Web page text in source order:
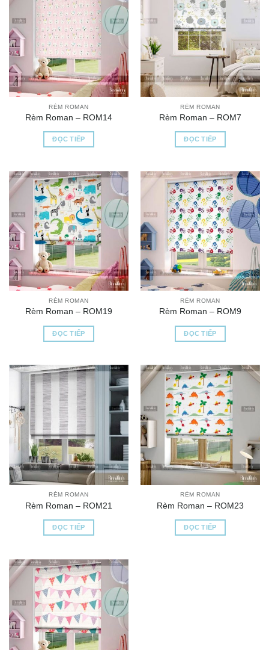
RÈM ROMAN
Rèm Roman – ROM14
ĐỌC TIẾP
RÈM ROMAN
Rèm Roman – ROM7
ĐỌC TIẾP
RÈM ROMAN
Rèm Roman – ROM19
ĐỌC TIẾP
RÈM ROMAN
Rèm Roman – ROM9
ĐỌC TIẾP
RÈM ROMAN
Rèm Roman – ROM21
ĐỌC TIẾP
RÈM ROMAN
Rèm Roman – ROM23
ĐỌC TIẾP